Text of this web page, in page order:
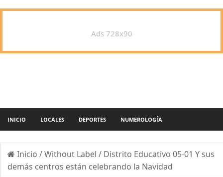
Ads 728x90
INICIO LOCALES DEPORTES NUMEROLOGÍA
Inicio /Without Label / Distrito Educativo 05-01 Y sus
demás centros están celebrando la Navidad